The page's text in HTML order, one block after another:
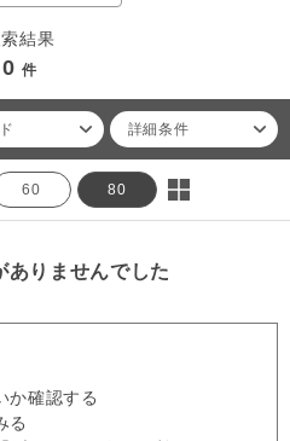
結果
0 件
詳細条件
60 80
ありませんでした
か確認する
る